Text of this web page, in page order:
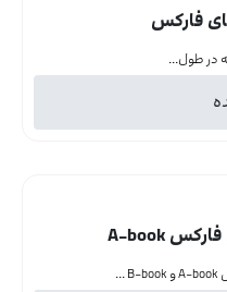
فارکس